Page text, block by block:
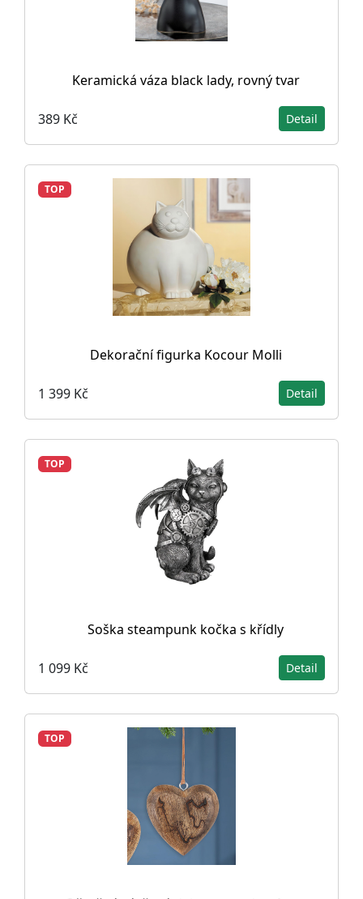
Keramická váza black lady, rovný tvar
389 Kč Detail
TOP
Dekorační figurka Kocour Molli
1 399 Kč Detail
TOP
Soška steampunk kočka s křídly
1 099 Kč Detail
TOP